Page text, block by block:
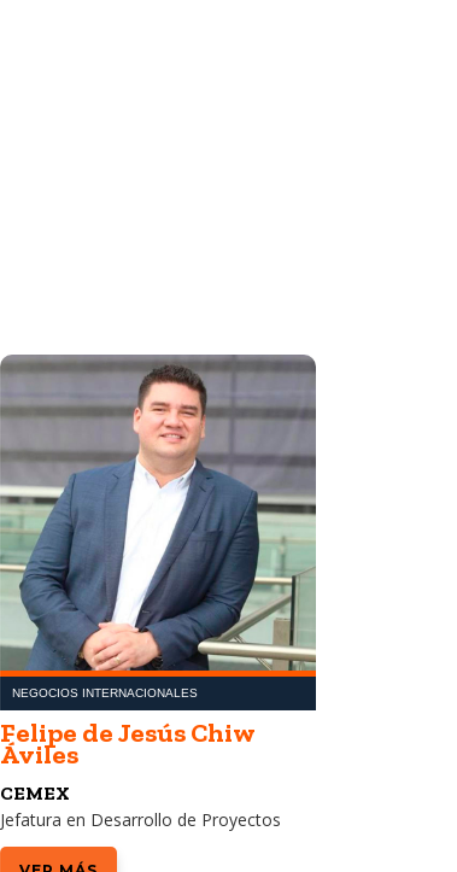
NEGOCIOS INTERNACIONALES
Felipe de Jesús Chiw
Áviles
CEMEX
Jefatura en Desarrollo de Proyectos